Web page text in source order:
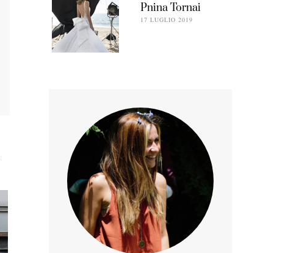
Pnina Tornai
17 LUGLIO 2019